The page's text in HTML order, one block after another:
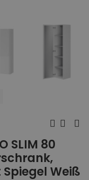
SLIM 80
Weiß